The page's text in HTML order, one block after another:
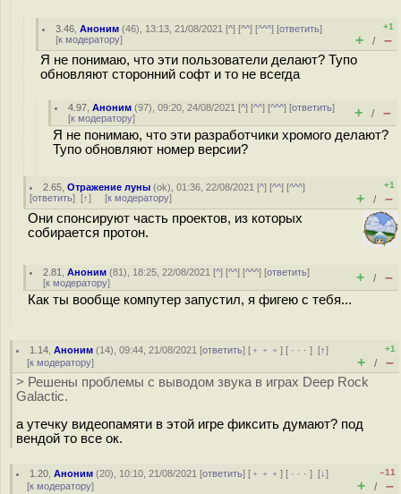
3.46 ,Аноним (46), 13:13, 21/08/2021 [^] [^^] [^^^] [ответить]
[к модератору]
+1
+ / –
Я не понимаю, что эти пользователи делают? Тупо
обновляют сторонний софт и то не всегда
4.97 ,Аноним (97), 09:20, 24/08/2021 [^] [^^] [^^^] [ответить]
[к модератору] + / –
Я не понимаю, что эти разработчики хромого делают?
Тупо обновляют номер версии?
2.65 ,Отражение луны (ok), 01:36, 22/08/2021 [^] [^^] [^^^]
[ответить] [↑] [к модератору]
+1
+ / –
Они спонсируют часть проектов, из которых
собирается протон.
2.81 ,Аноним (81), 18:25, 22/08/2021 [^] [^^] [^^^] [ответить]
[к модератору] + / –
Как ты вообще компутер запустил, я фигею с тебя...
1.14 ,Аноним (14), 09:44, 21/08/2021 [ответить] [ ﹢﹢﹢] [ · · ·][↑]
[к модератору]
+1
+ / –
> Решены проблемы с выводом звука в играх Deep Rock
Galactic.
а утечку видеопамяти в этой игре фиксить думают? под
вендой то все ок.
1.20 ,Аноним (20), 10:10, 21/08/2021 [ответить] [ ﹢﹢﹢] [ · · ·][↓]
[к модератору]
–11
+ / –